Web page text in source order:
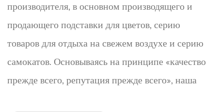
производителя, в основном производящего и
продающего подставки для цветов, серию
товаров для отдыха на свежем воздухе и серию
самокатов. Основываясь на принципе «качество
прежде всего, репутация прежде всего», наша